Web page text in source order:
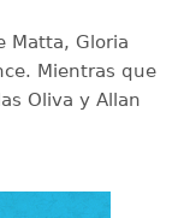
Matta, Gloria
Mientras que
Oliva y Allan